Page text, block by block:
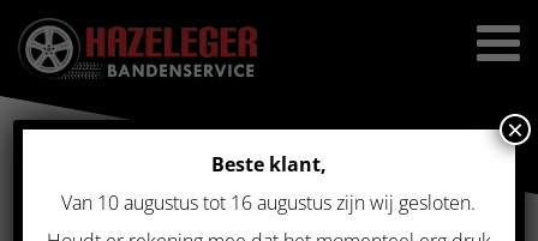
Home>Gebruikte velgen >Gebruikte set winterbanden op velg
Beste klant,
Van 10 augustus tot 16 augustus zijn wij gesloten.
×